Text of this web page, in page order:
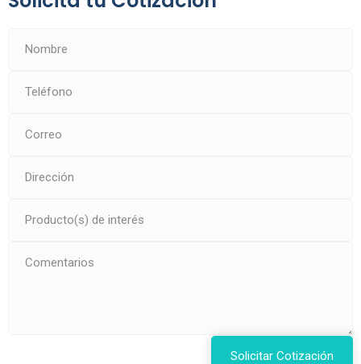
Solicitar Cotización